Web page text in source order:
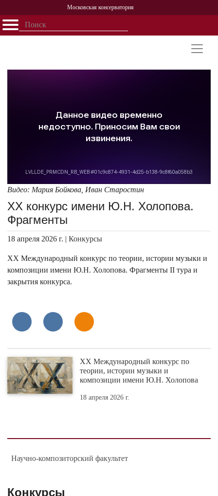
Московская консерватория
Открыть - закрыть
Персоналии
История
Видео: Мария Бойкова, Иван Старостин
XX конкурс имени Ю.Н. Холопова.
Фрагменты
18 апреля 2026 г. | Конкурсы
XX Международный конкурс по теории, истории музыки и
композиции имени Ю.Н. Холопова. Фрагменты II тура и
закрытия конкурса.
XX Международный конкурс по
теории, истории музыки и
композиции имени Ю.Н. Холопова
18 апреля 2026 г.
Научно-композиторский факультет
Конкурсы